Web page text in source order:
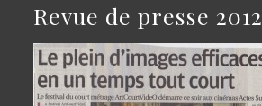
Revue de presse 2012